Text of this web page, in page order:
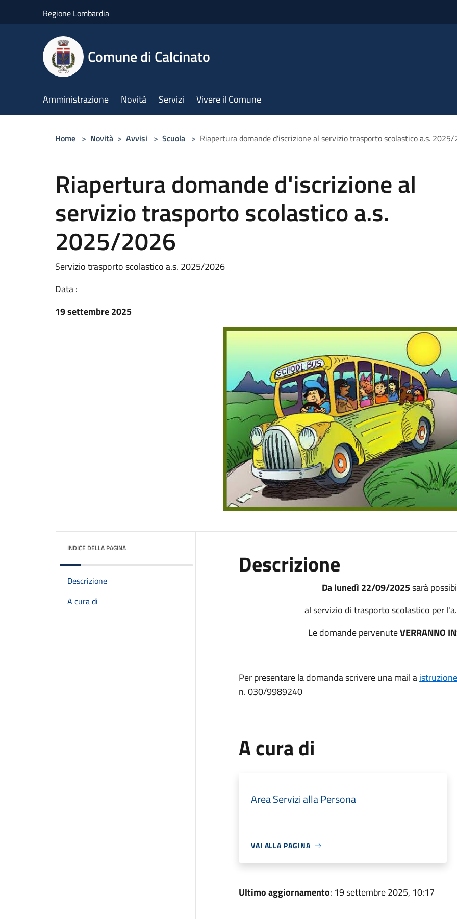
Regione Lombardia
Comune di Calcinato
Amministrazione Novità Servizi Vivere il Comune
Home > Novità > Avvisi > Scuola > Riapertura domande d'iscrizione al servizio trasporto scolastico a.s.
Riapertura domande d'iscrizione al
servizio trasporto scolastico a.s.
2025/2026
Servizio trasporto scolastico a.s. 2025/2026
Data :
19 settembre 2025
INDICE DELLA PAGINA
Descrizione
A cura di
Descrizione
Da lunedì 22/09/2025sarà
al servizio di trasporto scolastico per
Le domande pervenuteVERRANNO
Per presentare la domanda scrivere una mail a
n. 030/9989240
A cura di
Area Servizi alla Persona
VAI ALLA PAGINA
Ultimo aggiornamento: 19 settembre 2025, 10:17